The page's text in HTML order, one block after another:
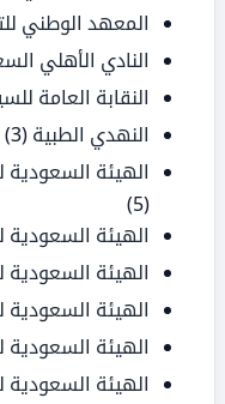
المعهد الوطني
النادي الأهلي
النقابة العامة
النهدي الطبية (3)
الهيئة السعودية
(5)
الهيئة
الهيئة السعودية
الهيئة السعودية
الهيئة السعودية
الهيئة السعودية